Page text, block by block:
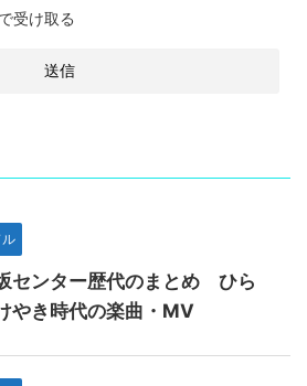
受け取る
センター歴代のまとめ ひら
やき時代の楽曲・MV